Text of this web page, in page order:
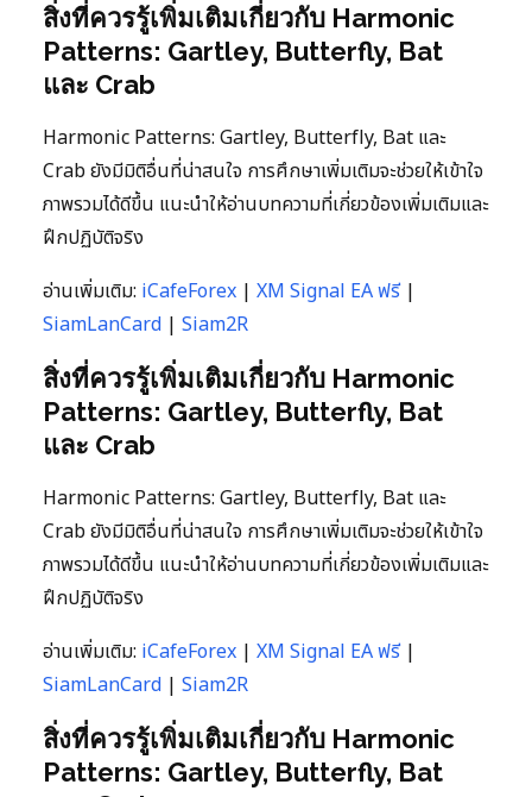
สิ่งที่ควรรู้เพิ่มเติมเกี่ยวกับ Harmonic
Patterns: Gartley, Butterfly, Bat
และ Crab
Harmonic Patterns: Gartley, Butterfly, Bat และ
Crab ยังมีมิติอื่นที่น่าสนใจ การศึกษาเพิ่มเติมจะช่วยให้เข้าใจ
ภาพรวมได้ดีขึ้น แนะนำให้อ่านบทความที่เกี่ยวข้องเพิ่มเติมและ
ฝึกปฏิบัติจริง
อ่านเพิ่มเติม: iCafeForex | XM Signal EA ฟรี|
SiamLanCard | Siam2R
สิ่งที่ควรรู้เพิ่มเติมเกี่ยวกับ Harmonic
Patterns: Gartley, Butterfly, Bat
และ Crab
Harmonic Patterns: Gartley, Butterfly, Bat และ
Crab ยังมีมิติอื่นที่น่าสนใจ การศึกษาเพิ่มเติมจะช่วยให้เข้าใจ
ภาพรวมได้ดีขึ้น แนะนำให้อ่านบทความที่เกี่ยวข้องเพิ่มเติมและ
ฝึกปฏิบัติจริง
อ่านเพิ่มเติม: iCafeForex | XM Signal EA ฟรี|
SiamLanCard | Siam2R
สิ่งที่ควรรู้เพิ่มเติมเกี่ยวกับ Harmonic
Patterns: Gartley, Butterfly, Bat